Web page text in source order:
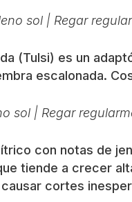
sol | Regar
(Tulsi) es un
escalonada.
sol | Regar
con notas de
tiende a crecer
cortes